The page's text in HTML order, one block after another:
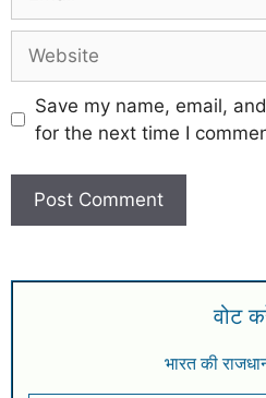
Save my name, email,
for the next time I
वोट
भारत की